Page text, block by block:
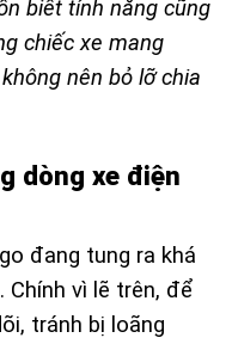
biết tính năng cũng
chiếc xe mang
nên bỏ lỡ chia
dòng xe điện
đang tung ra khá
vì lẽ trên, để
tránh bị loãng